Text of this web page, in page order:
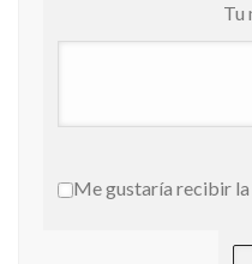
Tu
Me gustaría recibir la